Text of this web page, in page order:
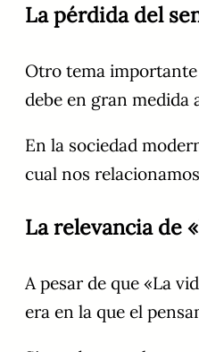
La pérdida del
Otro tema importante
debe en gran medida
En la sociedad
cual nos
La relevancia de
A pesar de que «La
era en la que el